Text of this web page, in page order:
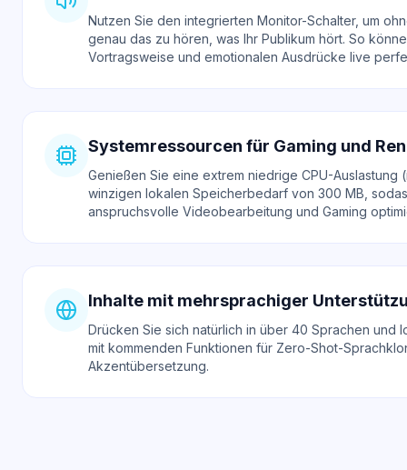
Nutzen Sie den integrierten Monitor-Schalter, um
genau das zu hören, was Ihr Publikum hört. So
Vortragsweise und emotionalen Ausdrücke live
Systemressourcen für Gaming und
Genießen Sie eine extrem niedrige CPU-Auslastung
winzigen lokalen Speicherbedarf von 300 MB,
anspruchsvolle Videobearbeitung und Gaming
Inhalte mit mehrsprachiger
Drücken Sie sich natürlich in über 40 Sprachen und
mit kommenden Funktionen für Zero-Shot-
Akzentübersetzung.